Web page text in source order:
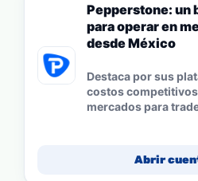
Pepperstone: un
para operar en
desde México
Destaca por sus
costos
mercados para
Abrir